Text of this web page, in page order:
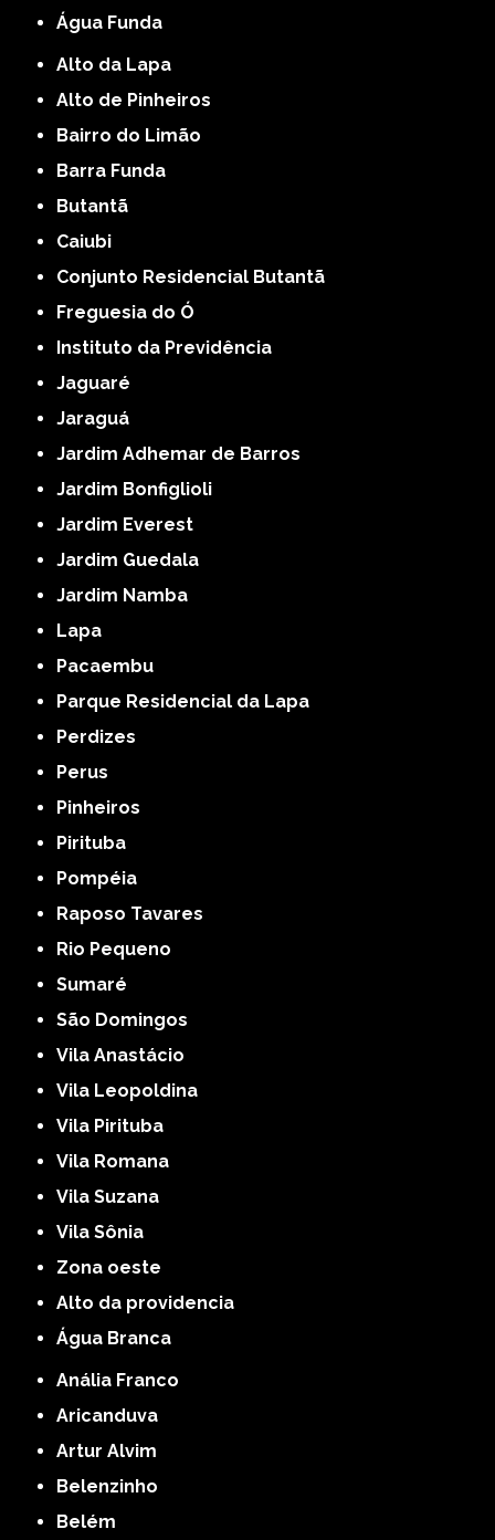
Água Funda
Alto da Lapa
Alto de Pinheiros
Bairro do Limão
Barra Funda
Butantã
Caiubi
Conjunto Residencial Butantã
Freguesia do Ó
Instituto da Previdência
Jaguaré
Jaraguá
Jardim Adhemar de Barros
Jardim Bonfiglioli
Jardim Everest
Jardim Guedala
Jardim Namba
Lapa
Pacaembu
Parque Residencial da Lapa
Perdizes
Perus
Pinheiros
Pirituba
Pompéia
Raposo Tavares
Rio Pequeno
Sumaré
São Domingos
Vila Anastácio
Vila Leopoldina
Vila Pirituba
Vila Romana
Vila Suzana
Vila Sônia
Zona oeste
alto da providencia
Água Branca
Anália Franco
Aricanduva
Artur Alvim
Belenzinho
Belém